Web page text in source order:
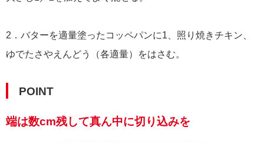
2．バターを適量塗ったコッペパンに1、照り焼きチキン、
ゆでたさやえんどう（各適量）をはさむ。
POINT
端は数cm残して真ん中に切り込みを